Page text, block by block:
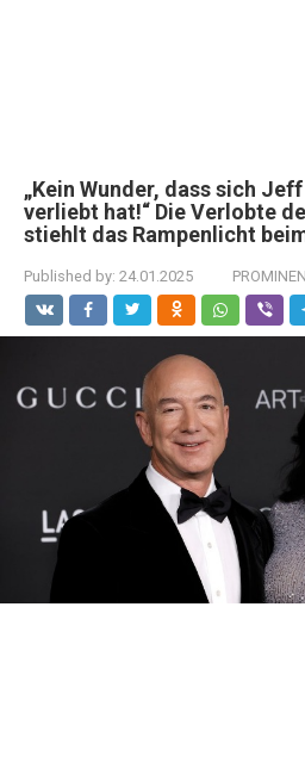
„Kein Wunder, dass sich
verliebt hat!“ Die Verlobte
stiehlt das Rampenlicht
Published by: 24.01.2025